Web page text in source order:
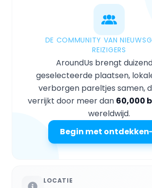
DE COMMUNITY VAN
REIZIGERS
AroundUs brengt
geselecteerde plaatsen,
verborgen pareltjes samen,
verrijkt door meer dan 60,000
wereldwijd.
Begin met ontdekken
LOCATIE